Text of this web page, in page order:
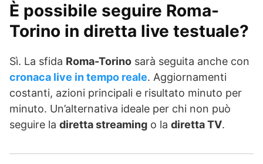
È possibile seguire Roma-
Torino in diretta live testuale?
Sì. La sfida Roma-Torino sarà seguita anche con
cronaca live in tempo reale. Aggiornamenti
costanti, azioni principali e risultato minuto per
minuto. Un’alternativa ideale per chi non può
seguire la diretta streaming o la diretta TV.